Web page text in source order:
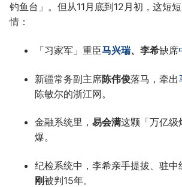
钓鱼台」。但从11月底到12月初，这短
情：
「习家军」重臣马兴瑞、李希缺席
新疆常务副主席陈伟俊落马，牵出
陈敏尔的浙江网。
金融系统里， 易会满这颗「万亿级
爆。
纪检系统中，李希亲手提拔、驻中
刚被判15年。